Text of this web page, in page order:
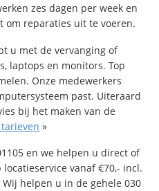
zes dagen per week en
reparaties uit te voeren.
u met de vervanging of
laptops en monitors. Top
Onze medewerkers
past. Uiteraard
bij het maken van de
»
en we helpen u direct of
vanaf €70,- incl.
helpen u in de gehele 030